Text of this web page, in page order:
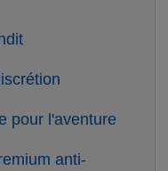
pour l'aventure
anti-